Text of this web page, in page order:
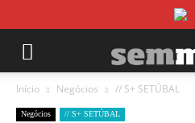
Início Negócios // S+ SETÚBAL
Negócios // S+ SETÚBAL